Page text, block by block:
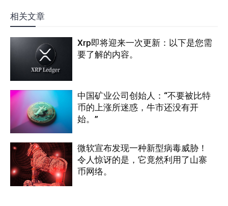
相关文章
Xrp即将迎来一次更新：以下是您需
要了解的内容。
中国矿业公司创始人：“不要被比特
币的上涨所迷惑，牛市还没有开
始。”
微软宣布发现一种新型病毒威胁！
令人惊讶的是，它竟然利用了山寨
币网络。